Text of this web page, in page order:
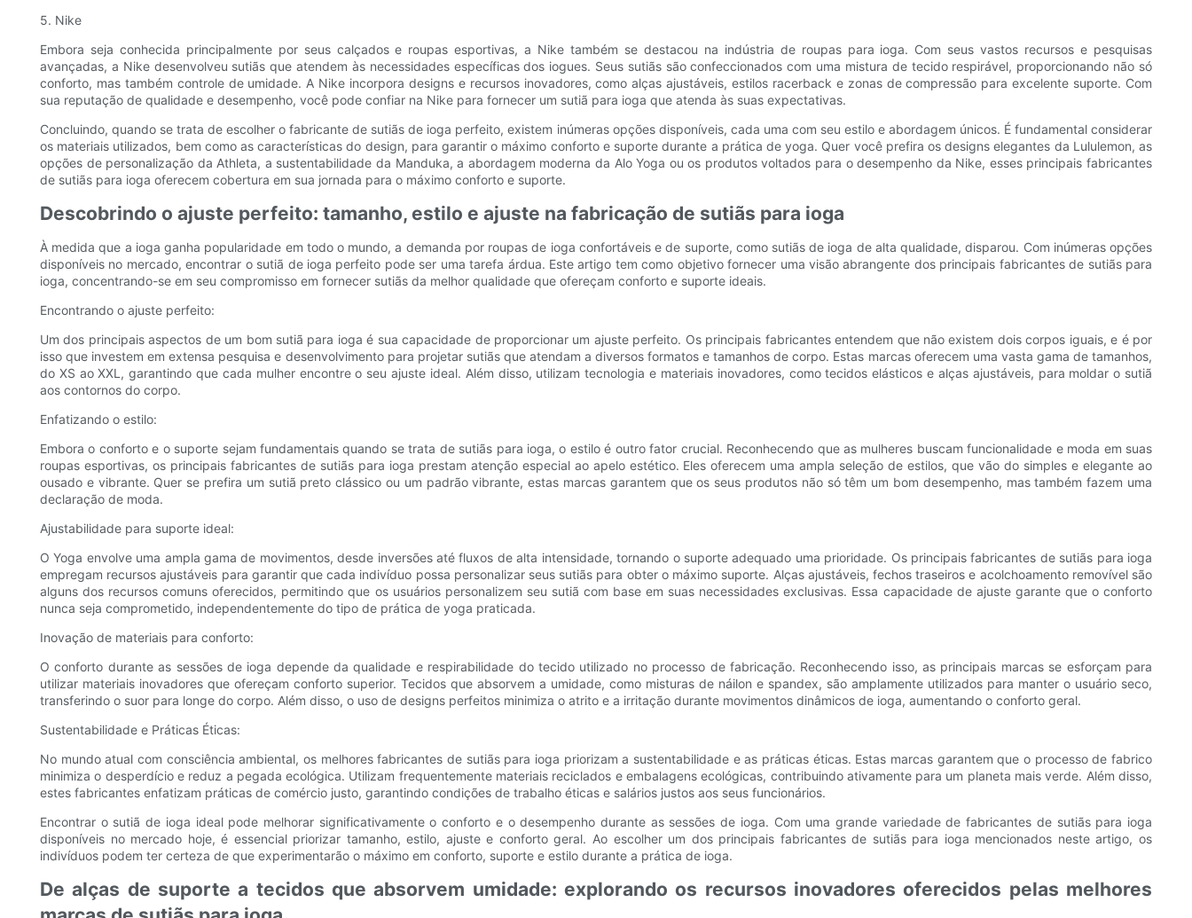
5. Nike
Embora seja conhecida principalmente por seus calçados e roupas esportivas, a Nike também se destacou na indústria de roupas para ioga. Com seus vastos recursos e pesquisas
avançadas, a Nike desenvolveu sutiãs que atendem às necessidades específicas dos iogues. Seus sutiãs são confeccionados com uma mistura de tecido respirável, proporcionando não só
conforto, mas também controle de umidade. A Nike incorpora designs e recursos inovadores, como alças ajustáveis, estilos racerback e zonas de compressão para excelente suporte. Com
sua reputação de qualidade e desempenho, você pode confiar na Nike para fornecer um sutiã para ioga que atenda às suas expectativas.
Concluindo, quando se trata de escolher o fabricante de sutiãs de ioga perfeito, existem inúmeras opções disponíveis, cada uma com seu estilo e abordagem únicos. É fundamental considerar
os materiais utilizados, bem como as características do design, para garantir o máximo conforto e suporte durante a prática de yoga. Quer você prefira os designs elegantes da Lululemon, as
opções de personalização da Athleta, a sustentabilidade da Manduka, a abordagem moderna da Alo Yoga ou os produtos voltados para o desempenho da Nike, esses principais fabricantes
de sutiãs para ioga oferecem cobertura em sua jornada para o máximo conforto e suporte.
Descobrindo o ajuste perfeito: tamanho, estilo e ajuste na fabricação de sutiãs para ioga
À medida que a ioga ganha popularidade em todo o mundo, a demanda por roupas de ioga confortáveis ​​e de suporte, como sutiãs de ioga de alta qualidade, disparou. Com inúmeras opções
disponíveis no mercado, encontrar o sutiã de ioga perfeito pode ser uma tarefa árdua. Este artigo tem como objetivo fornecer uma visão abrangente dos principais fabricantes de sutiãs para
ioga, concentrando-se em seu compromisso em fornecer sutiãs da melhor qualidade que ofereçam conforto e suporte ideais.
Encontrando o ajuste perfeito:
Um dos principais aspectos de um bom sutiã para ioga é sua capacidade de proporcionar um ajuste perfeito. Os principais fabricantes entendem que não existem dois corpos iguais, e é por
isso que investem em extensa pesquisa e desenvolvimento para projetar sutiãs que atendam a diversos formatos e tamanhos de corpo. Estas marcas oferecem uma vasta gama de tamanhos,
do XS ao XXL, garantindo que cada mulher encontre o seu ajuste ideal. Além disso, utilizam tecnologia e materiais inovadores, como tecidos elásticos e alças ajustáveis, para moldar o sutiã
aos contornos do corpo.
Enfatizando o estilo:
Embora o conforto e o suporte sejam fundamentais quando se trata de sutiãs para ioga, o estilo é outro fator crucial. Reconhecendo que as mulheres buscam funcionalidade e moda em suas
roupas esportivas, os principais fabricantes de sutiãs para ioga prestam atenção especial ao apelo estético. Eles oferecem uma ampla seleção de estilos, que vão do simples e elegante ao
ousado e vibrante. Quer se prefira um sutiã preto clássico ou um padrão vibrante, estas marcas garantem que os seus produtos não só têm um bom desempenho, mas também fazem uma
declaração de moda.
Ajustabilidade para suporte ideal:
O Yoga envolve uma ampla gama de movimentos, desde inversões até fluxos de alta intensidade, tornando o suporte adequado uma prioridade. Os principais fabricantes de sutiãs para ioga
empregam recursos ajustáveis ​​para garantir que cada indivíduo possa personalizar seus sutiãs para obter o máximo suporte. Alças ajustáveis, fechos traseiros e acolchoamento removível são
alguns dos recursos comuns oferecidos, permitindo que os usuários personalizem seu sutiã com base em suas necessidades exclusivas. Essa capacidade de ajuste garante que o conforto
nunca seja comprometido, independentemente do tipo de prática de yoga praticada.
Inovação de materiais para conforto:
O conforto durante as sessões de ioga depende da qualidade e respirabilidade do tecido utilizado no processo de fabricação. Reconhecendo isso, as principais marcas se esforçam para
utilizar materiais inovadores que ofereçam conforto superior. Tecidos que absorvem a umidade, como misturas de náilon e spandex, são amplamente utilizados para manter o usuário seco,
transferindo o suor para longe do corpo. Além disso, o uso de designs perfeitos minimiza o atrito e a irritação durante movimentos dinâmicos de ioga, aumentando o conforto geral.
Sustentabilidade e Práticas Éticas:
No mundo atual com consciência ambiental, os melhores fabricantes de sutiãs para ioga priorizam a sustentabilidade e as práticas éticas. Estas marcas garantem que o processo de fabrico
minimiza o desperdício e reduz a pegada ecológica. Utilizam frequentemente materiais reciclados e embalagens ecológicas, contribuindo ativamente para um planeta mais verde. Além disso,
estes fabricantes enfatizam práticas de comércio justo, garantindo condições de trabalho éticas e salários justos aos seus funcionários.
Encontrar o sutiã de ioga ideal pode melhorar significativamente o conforto e o desempenho durante as sessões de ioga. Com uma grande variedade de fabricantes de sutiãs para ioga
disponíveis no mercado hoje, é essencial priorizar tamanho, estilo, ajuste e conforto geral. Ao escolher um dos principais fabricantes de sutiãs para ioga mencionados neste artigo, os
indivíduos podem ter certeza de que experimentarão o máximo em conforto, suporte e estilo durante a prática de ioga.
De alças de suporte a tecidos que absorvem umidade: explorando os recursos inovadores oferecidos pelas melhores